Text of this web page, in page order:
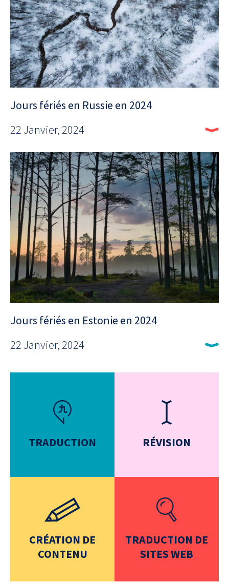
Jours fériés en Russie en 2024
22 Janvier, 2024
Jours fériés en Estonie en 2024
22 Janvier, 2024
TRADUCTION RÉVISION
CRÉATION DE
CONTENU
TRADUCTION DE
SITES WEB